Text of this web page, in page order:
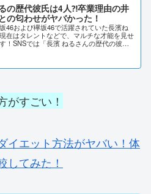
の歴代彼氏は4人⁈卒業理由の井
の匂わせがヤバかった！
46および欅坂46で活躍されていた長濱ね
在はタレントなどで、マルチな才能を見せ
！SNSでは「長濱 ねるさんの歴代の彼氏
がすごい！
イエット方法がヤバい！体
してみた！